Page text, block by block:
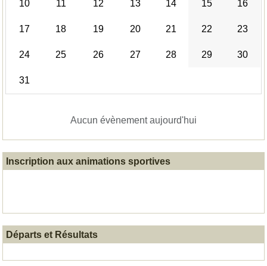
10 11 12 13 14 15 16
17 18 19 20 21 22 23
24 25 26 27 28 29 30
31
Aucun évènement aujourd'hui
Inscription aux animations sportives
Départs et Résultats